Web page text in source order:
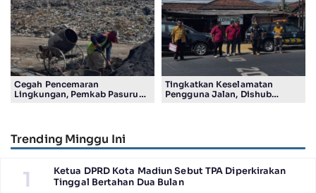
Cegah Pencemaran
Lingkungan, Pemkab Pasuruan
Tingkatkan Keselamatan
Pengguna Jalan, Dishub
Trending Minggu Ini
1
Ketua DPRD Kota Madiun Sebut TPA Diperkirakan
Tinggal Bertahan Dua Bulan